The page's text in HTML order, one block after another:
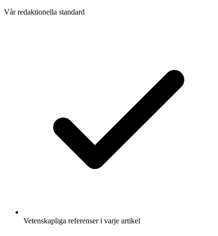
Vår redaktionella standard
Vetenskapliga referenser i varje artikel